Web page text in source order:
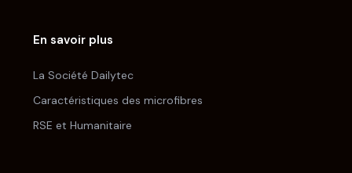
En savoir plus
La Société Dailytec
Caractéristiques des microfibres
RSE et Humanitaire